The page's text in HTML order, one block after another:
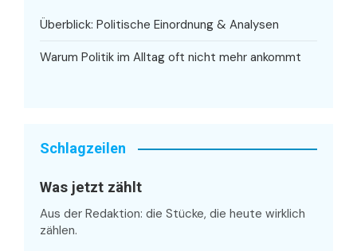
Überblick: Politische Einordnung & Analysen
Warum Politik im Alltag oft nicht mehr ankommt
Schlagzeilen
Was jetzt zählt
Aus der Redaktion: die Stücke, die heute wirklich
zählen.